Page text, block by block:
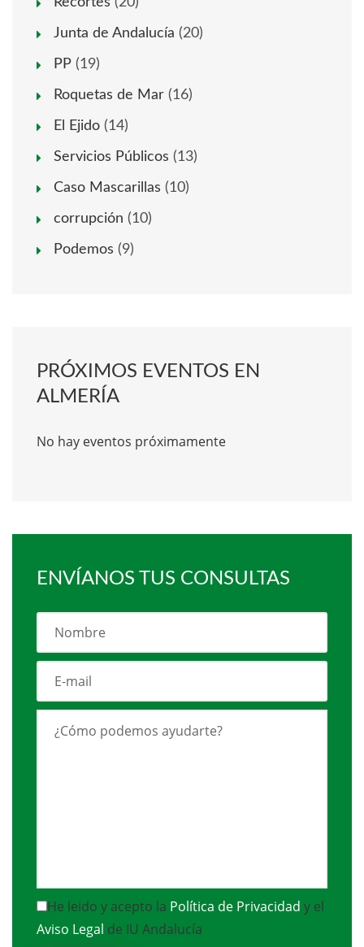
Junta de Andalucía (20)
PP (19)
Roquetas de Mar (16)
El Ejido (14)
Servicios Públicos (13)
Caso Mascarillas (10)
corrupción (10)
Podemos (9)
PRÓXIMOS EVENTOS EN
ALMERÍA
No hay eventos próximamente
ENVÍANOS TUS CONSULTAS
He leido y acepto la Política de Privacidad y el
Aviso Legal de IU Andalucía